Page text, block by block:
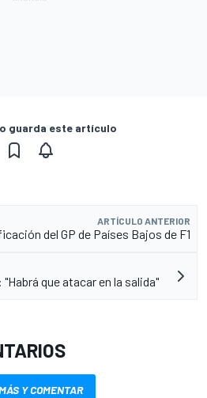
guarda este artículo
ARTÍCULO ANTERIOR
del GP de Países Bajos de F1
que atacar en la salida"
Y COMENTAR